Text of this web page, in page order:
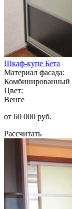
Шкаф-купе Бета
Материал фасада:
Комбинированный
Цвет:
Венге
от 60 000 руб.
Рассчитать